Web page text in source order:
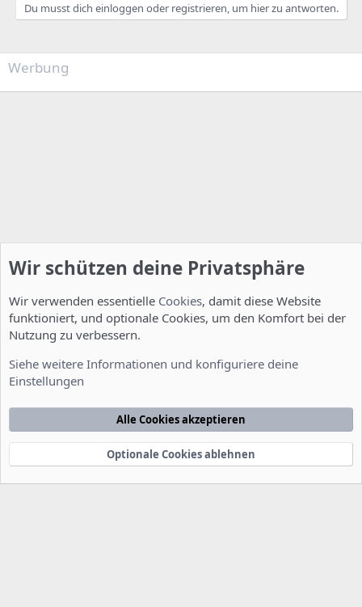
Du musst dich einloggen oder registrieren, um hier zu antworten.
Werbung
Nutzungsbedingungen Datenschutzerklärung
Startseite
e
Community platform by XenForo® © 2010-2022 XenForo Ltd.
xenDach©2010-2014
Wir schützen deine Privatsphäre
Wir verwenden essentielle Cookies, damit diese Website
funktioniert, und optionale Cookies, um den Komfort bei der
Nutzung zu verbessern.
Siehe weitere Informationen und konfiguriere deine
Einstellungen
Alle Cookies akzeptieren
Optionale Cookies ablehnen